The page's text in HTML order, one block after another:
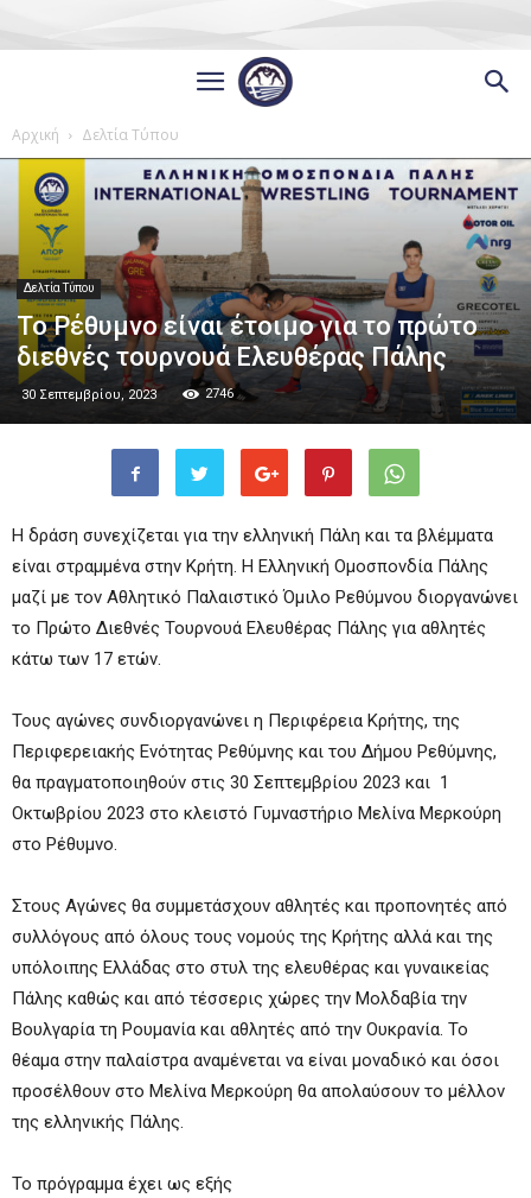
Αρχική Δελτία Τύπου
Δελτία Τύπου
Το Ρέθυμνο είναι έτοιμο για το πρώτο
διεθνές τουρνουά Ελευθέρας Πάλης
30 Σεπτεμβρίου, 2023 2746
Η δράση συνεχίζεται για την ελληνική Πάλη και τα βλέμματα
είναι στραμμένα στην Κρήτη. Η Ελληνική Ομοσπονδία Πάλης
μαζί με τον Αθλητικό Παλαιστικό Όμιλο Ρεθύμνου διοργανώνει
το Πρώτο Διεθνές Τουρνουά Ελευθέρας Πάλης για αθλητές
κάτω των 17 ετών.
Τους αγώνες συνδιοργανώνει η Περιφέρεια Κρήτης, της
Περιφερειακής Ενότητας Ρεθύμνης και του Δήμου Ρεθύμνης,
θα πραγματοποιηθούν στις 30 Σεπτεμβρίου 2023 και 1
Οκτωβρίου 2023 στο κλειστό Γυμναστήριο Μελίνα Μερκούρη
στο Ρέθυμνο.
Στους Αγώνες θα συμμετάσχουν αθλητές και προπονητές από
συλλόγους από όλους τους νομούς της Κρήτης αλλά και της
υπόλοιπης Ελλάδας στο στυλ της ελευθέρας και γυναικείας
Πάλης καθώς και από τέσσερις χώρες την Μολδαβία την
Βουλγαρία τη Ρουμανία και αθλητές από την Ουκρανία. Το
θέαμα στην παλαίστρα αναμένεται να είναι μοναδικό και όσοι
προσέλθουν στο Μελίνα Μερκούρη θα απολαύσουν το μέλλον
της ελληνικής Πάλης.
Το πρόγραμμα έχει ως εξής